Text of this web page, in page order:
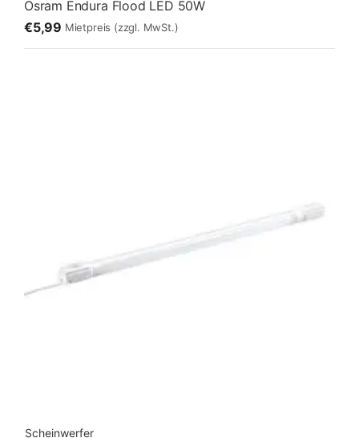
Osram Endura Flood LED 50W
€5,99 Mietpreis (zzgl. MwSt.)
Scheinwerfer